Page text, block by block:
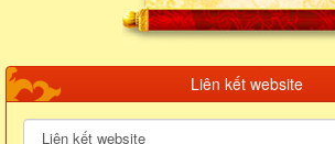
Liên kết website